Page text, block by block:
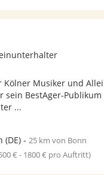
Kölner Musiker und
sein BestAger-
...
(DE)- 25 km von Bonn
€ - 1800 € pro Auftritt)